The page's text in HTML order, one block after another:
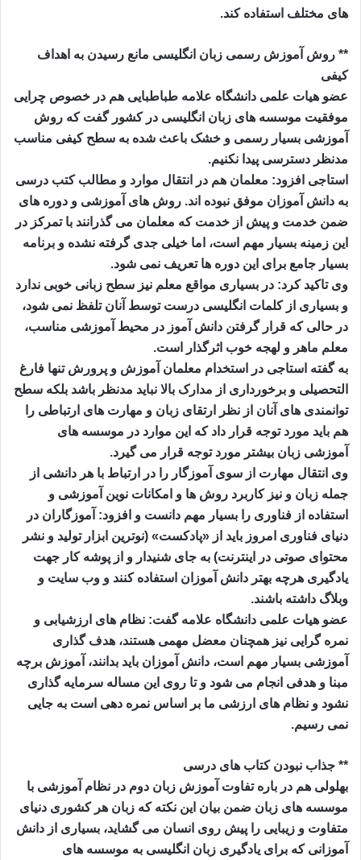
های مختلف استفاده کند.
** روش آموزش رسمی زبان انگلیسی مانع رسیدن به اهداف
کیفی
عضو هیات علمی دانشگاه علامه طباطبایی هم در خصوص چرایی
موفقیت موسسه های زبان انگلیسی در کشور گفت که روش
آموزشی بسیار رسمی و خشک باعث شده به سطح کیفی مناسب
مدنظر دسترسی پیدا نکنیم.
استاجی افزود: معلمان هم در انتقال موارد و مطالب کتب درسی
به دانش آموزان موفق نبوده اند. روش های آموزشی و دوره های
ضمن خدمت و پیش از خدمت که معلمان می گذرانند با تمرکز در
این زمینه بسیار مهم است، اما خیلی جدی گرفته نشده و برنامه
بسیار جامع برای این دوره ها تعریف نمی شود.
وی تاکید کرد: در بسیاری مواقع معلم نیز سطح زبانی خوبی ندارد
و بسیاری از کلمات انگلیسی درست توسط آنان تلفظ نمی شود،
در حالی که قرار گرفتن دانش آموز در محیط آموزشی مناسب،
معلم ماهر و لهجه خوب اثرگذار است.
به گفته استاجی در استخدام معلمان آموزش و پرورش تنها فارغ
التحصیلی و برخورداری از مدارک بالا نباید مدنظر باشد بلکه سطح
توانمندی های آنان از نظر ارتقای زبان و مهارت های ارتباطی را
هم باید مورد توجه قرار داد که این موارد در موسسه های
آموزشی زبان بیشتر مورد توجه قرار می گیرد.
وی انتقال مهارت از سوی آموزگار را در ارتباط با هر دانشی از
جمله زبان و نیز کاربرد روش ها و امکانات نوین آموزشی و
استفاده از فناوری را بسیار مهم دانست و افزود: آموزگاران در
دنیای فناوری امروز باید از «پادکست» (نوترین ابزار تولید و نشر
محتوای صوتی در اینترنت) به جای شنیدار و از پوشه کار جهت
یادگیری هرچه بهتر دانش آموزان استفاده کنند و وب سایت و
وبلاگ داشته باشند.
عضو هیات علمی دانشگاه علامه گفت: نظام های ارزشیابی و
نمره گرایی نیز همچنان معضل مهمی هستند، هدف گذاری
آموزشی بسیار مهم است، دانش آموزان باید بدانند، آموزش برچه
مبنا و هدفی انجام می شود و تا روی این مساله سرمایه گذاری
نشود و نظام های ارزشی ما بر اساس نمره دهی است به جایی
نمی رسیم.
** جذاب نبودن کتاب های درسی
بهلولی هم در باره تفاوت آموزش زبان دوم در نظام آموزشی با
موسسه های زبان ضمن بیان این نکته که زبان هر کشوری دنیای
متفاوت و زیبایی را پیش روی انسان می گشاید، بسیاری از دانش
آموزانی که برای یادگیری زبان انگلیسی به موسسه های